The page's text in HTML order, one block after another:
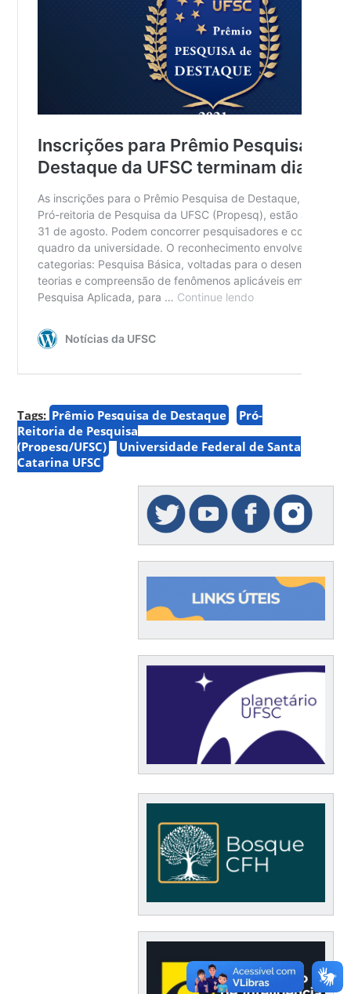
Tags: Prêmio Pesquisa de Destaque
Pró-
Reitoria de Pesquisa
(Propesq/UFSC)
Universidade Federal de Santa
Catarina UFSC